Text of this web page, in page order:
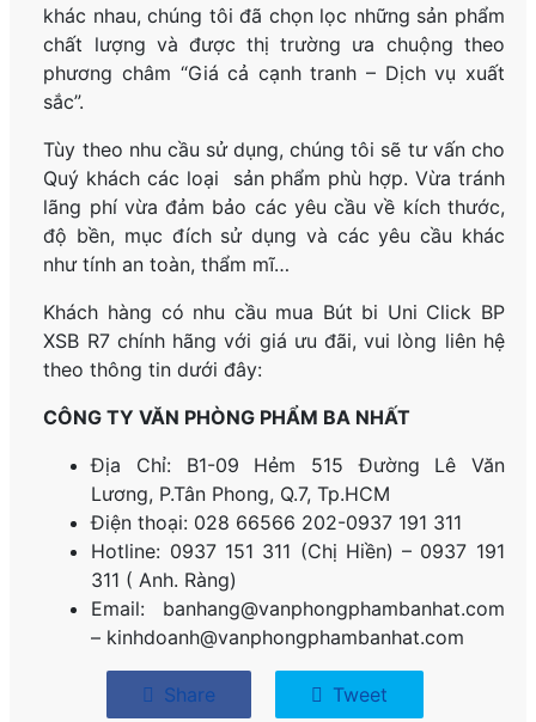
khác nhau, chúng tôi đã chọn lọc những sản phẩm
chất lượng và được thị trường ưa chuộng theo
phương châm “Giá cả cạnh tranh – Dịch vụ xuất
sắc”.
Tùy theo nhu cầu sử dụng, chúng tôi sẽ tư vấn cho
Quý khách các loại sản phẩm phù hợp. Vừa tránh
lãng phí vừa đảm bảo các yêu cầu về kích thước,
độ bền, mục đích sử dụng và các yêu cầu khác
như tính an toàn, thẩm mĩ…
Khách hàng có nhu cầu mua Bút bi Uni Click BP
XSB R7 chính hãng với giá ưu đãi, vui lòng liên hệ
theo thông tin dưới đây:
CÔNG TY VĂN PHÒNG PHẨM BA NHẤT
Địa Chỉ: B1-09 Hẻm 515 Đường Lê Văn
Lương, P.Tân Phong, Q.7, Tp.HCM
Điện thoại: 028 66566 202-0937 191 311
Hotline: 0937 151 311 (Chị Hiền) – 0937 191
311 ( Anh. Ràng)
Email: banhang@vanphongphambanhat.com
– kinhdoanh@vanphongphambanhat.com
Share Tweet